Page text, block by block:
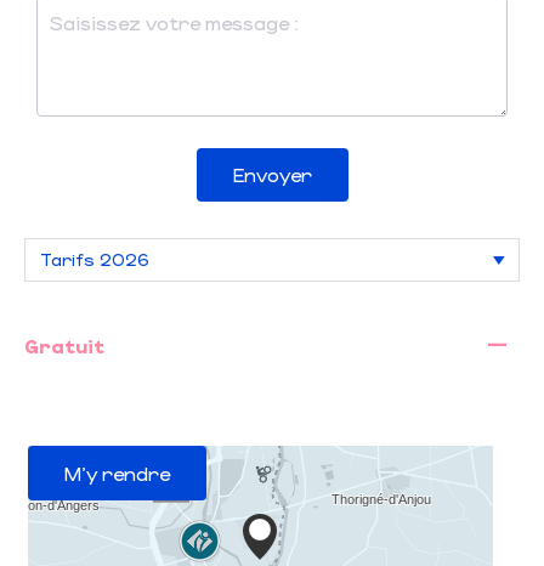
Envoyer
Gratuit —
M'y rendre